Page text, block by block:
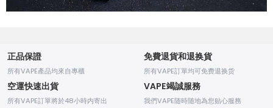
正品保證
所有VAPE產品均來自專櫃
免費退貨和退换貨
所有VAPE訂單均可免费退换货
空運快速出貨
所有VAPE訂單將於48小時内寄出
VAPE竭誠服務
我們VAPE随時随地為您贴心服務